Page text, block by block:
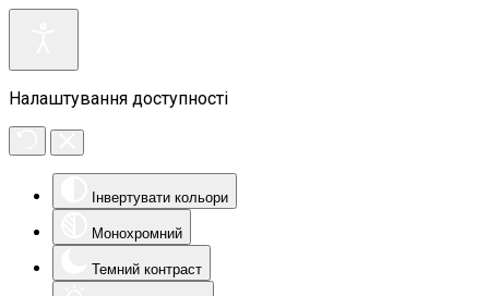
Налаштування доступності
Інвертувати кольори
Монохромний
Темний контраст